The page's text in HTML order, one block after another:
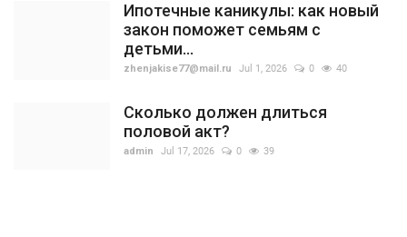
Ипотечные каникулы: как новый
закон поможет семьям с
детьми...
zhenjakise77@mail.ru Jul 1, 2026 0 40
Сколько должен длиться
половой акт?
admin Jul 17, 2026 0 39